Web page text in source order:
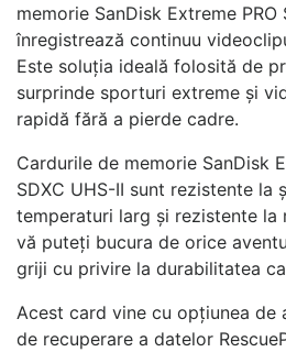
memorie SanDisk Extreme PRO
înregistrează continuu
Este soluția ideală folosită de
surprinde sporturi extreme și
rapidă fără a pierde cadre.
Cardurile de memorie SanDisk
SDXC UHS-II sunt rezistente la
temperaturi larg și rezistente la
vă puteți bucura de orice
griji cu privire la durabilitatea
Acest card vine cu opțiunea de
de recuperare a datelor